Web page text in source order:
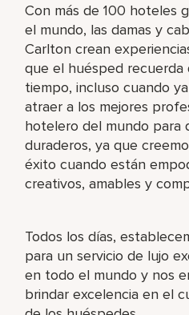
Con más de 100 hoteles
el mundo, las damas y
Carlton crean
que el huésped recuerda
tiempo, incluso cuando
atraer a los mejores
hotelero del mundo para
duraderos, ya que
éxito cuando están
creativos, amables y
Todos los días,
para un servicio de lujo
en todo el mundo y nos
brindar excelencia en el